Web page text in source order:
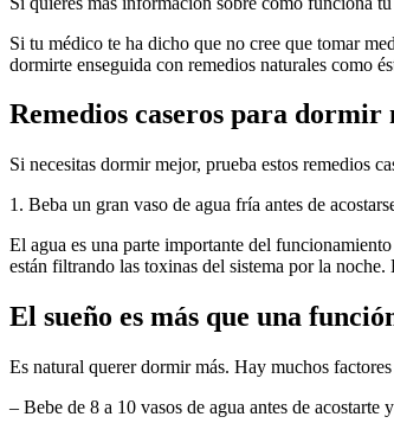
Si tu médico te ha dicho que no cree que tomar
dormirte enseguida con remedios naturales como
Remedios caseros para dormir
Si necesitas dormir mejor, prueba estos remedios
1. Beba un gran vaso de agua fría antes de
El agua es una parte importante del
están filtrando las toxinas del sistema por la
El sueño es más que una
Es natural querer dormir más. Hay muchos
– Bebe de 8 a 10 vasos de agua antes de